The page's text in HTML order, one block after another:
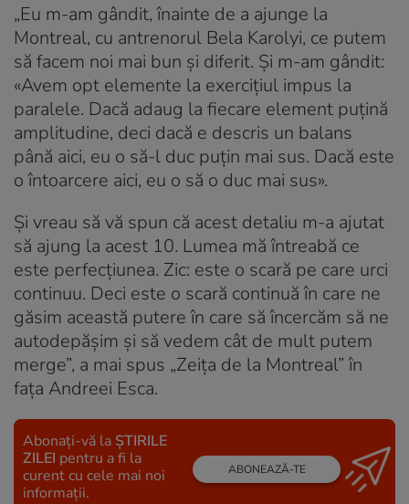
„Eu m-am gândit, înainte de a ajunge la
Montreal, cu antrenorul Bela Karolyi, ce putem
să facem noi mai bun și diferit. Și m-am gândit:
«Avem opt elemente la exercițiul impus la
paralele. Dacă adaug la fiecare element puțină
amplitudine, deci dacă e descris un balans
până aici, eu o să-l duc puțin mai sus. Dacă este
o întoarcere aici, eu o să o duc mai sus».
Și vreau să vă spun că acest detaliu m-a ajutat
să ajung la acest 10. Lumea mă întreabă ce
este perfecțiunea. Zic: este o scară pe care urci
continuu. Deci este o scară continuă în care ne
găsim această putere în care să încercăm să ne
autodepășim și să vedem cât de mult putem
merge”, a mai spus „Zeița de la Montreal” în
fața Andreei Esca.
Abonați-vă la ȘTIRILE
ZILEI pentru a fi la
curent cu cele mai noi
informații.
ABONEAZĂ-TE